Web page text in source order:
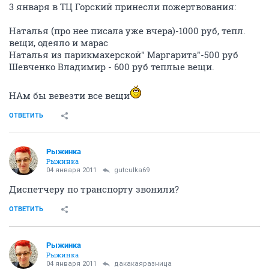
3 января в ТЦ Горский принесли пожертвования:
Наталья (про нее писала уже вчера)-1000 руб, тепл.
вещи, одеяло и марас
Наталья из парикмахерской" Маргарита"-500 руб
Шевченко Владимир - 600 руб теплые вещи.
НАм бы вевезти все вещи
ОТВЕТИТЬ
Рыжинка
Рыжинка
04 января 2011 gutculka69
Диспетчеру по транспорту звонили?
ОТВЕТИТЬ
Рыжинка
Рыжинка
04 января 2011 дакакаяразница